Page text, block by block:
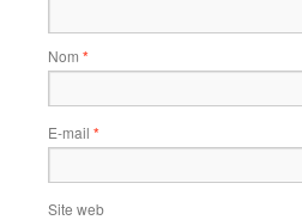
Nom *
E-mail *
Site web